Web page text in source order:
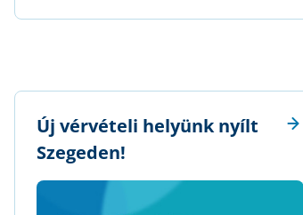
Új vérvételi helyünk nyílt
Szegeden!